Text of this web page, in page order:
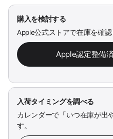
購入を検討する
Apple公式ストアで在庫を確認
Apple認定整備
入荷タイミングを調べる
カレンダーで「いつ在庫が出
す。